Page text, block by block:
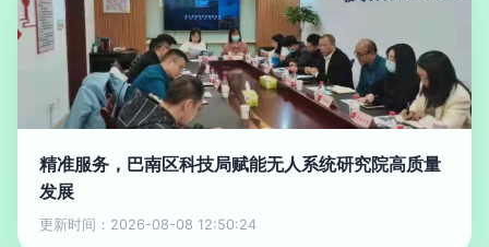
精准服务，巴南区科技局赋能无人系统研究院高质量
发展
更新时间：2026-08-08 12:50:24